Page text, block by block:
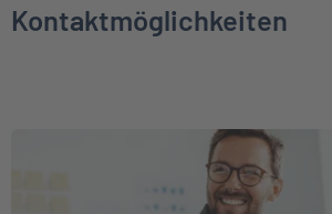
Kontaktmöglichkeiten
Weiter zu Formulare und Mitteilungen